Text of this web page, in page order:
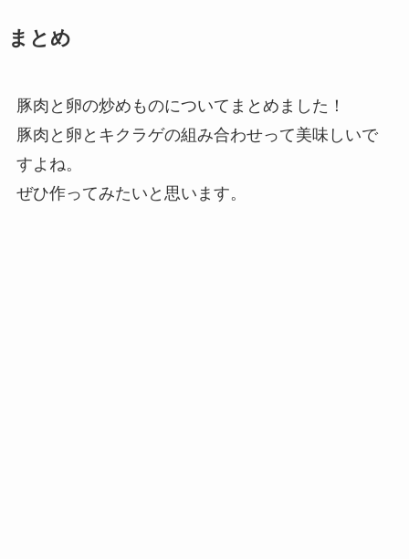
まとめ
豚肉と卵の炒めものについてまとめました！
豚肉と卵とキクラゲの組み合わせって美味しいで
すよね。
ぜひ作ってみたいと思います。